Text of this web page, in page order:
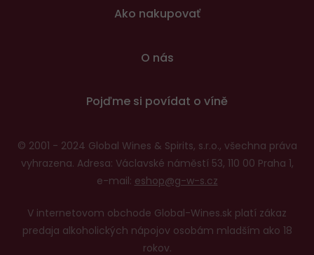
Ako nakupovať
O nás
Pojďme si povídat o víně
© 2001 - 2024 Global Wines & Spirits, s.r.o., všechna práva
vyhrazena. Adresa: Václavské náměstí 53, 110 00 Praha 1,
e-mail: eshop@g-w-s.cz
V internetovom obchode Global-Wines.sk platí zákaz
predaja alkoholických nápojov osobám mladším ako 18
rokov.